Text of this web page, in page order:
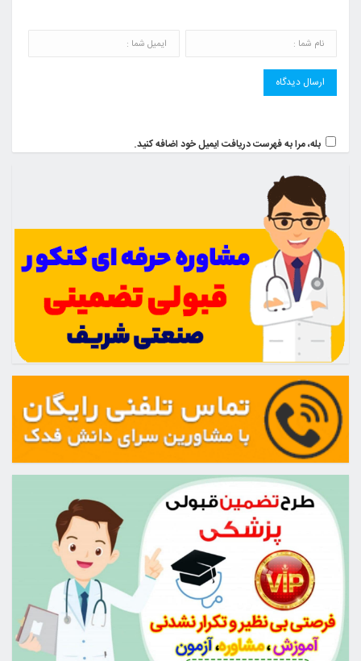
بله، مرا به فهرست دریافت ایمیل خود اضافه کنید.